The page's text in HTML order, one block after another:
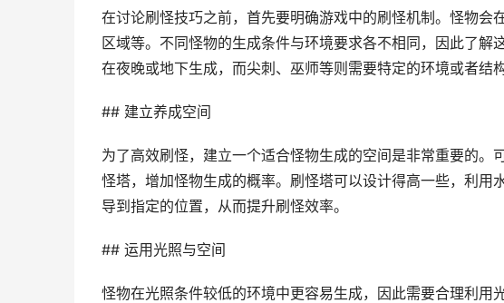
在讨论刷怪技巧之前，首先要明确游戏中的刷怪机制。怪物会
区域等。不同怪物的生成条件与环境要求各不相同，因此了
在夜晚或地下生成，而尖刺、巫师等则需要特定的环境或者结构
## 建立养成空间
为了高效刷怪，建立一个适合怪物生成的空间是非常重要的。
怪塔，增加怪物生成的概率。刷怪塔可以设计得高一些，利用
导到指定的位置，从而提升刷怪效率。
## 运用光照与空间
怪物在光照条件较低的环境中更容易生成，因此需要合理利用